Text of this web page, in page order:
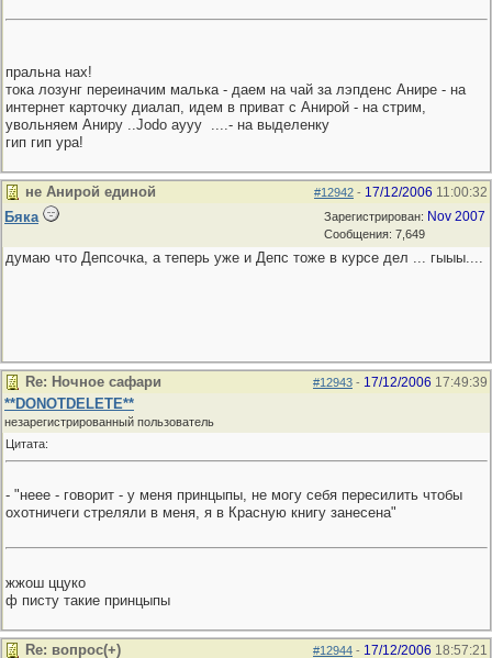
пральна нах!
тока лозунг переиначим малька - даем на чай за лэпденс Анире - на
интернет карточку диалап, идем в приват с Анирой - на стрим,
увольняем Аниру ..Jodo аууу
....- на выделенку
гип гип ура!
#12942 - 17/12/2006 11:00:32
не Анирой единой
Зарегистрирован: Nov 2007
Сообщения: 7,649
Бяка
думаю что Депсочка, а теперь уже и Депс тоже в курсе дел ... гыыы....
#12943 - 17/12/2006 17:49:39
Re: Ночное сафари
**DONOTDELETE**
незарегистрированный пользователь
Цитата:
- "неее - говорит - у меня принцыпы, не могу себя пересилить чтобы
охотничеги стреляли в меня, я в Красную книгу занесена"
жжош ццуко
ф писту такие принцыпы
#12944 - 17/12/2006 18:57:21
Re: вопрос(+)